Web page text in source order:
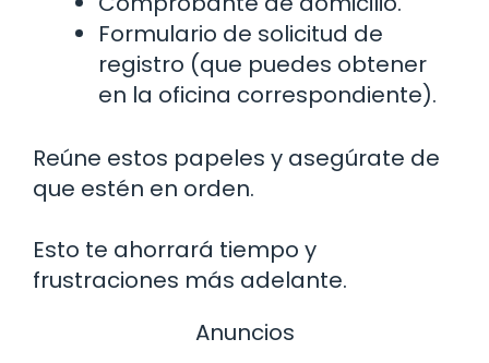
Formulario de solicitud de
registro (que puedes obtener
en la oficina correspondiente).
Reúne estos papeles y asegúrate de
que estén en orden.
Esto te ahorrará tiempo y
frustraciones más adelante.
Anuncios